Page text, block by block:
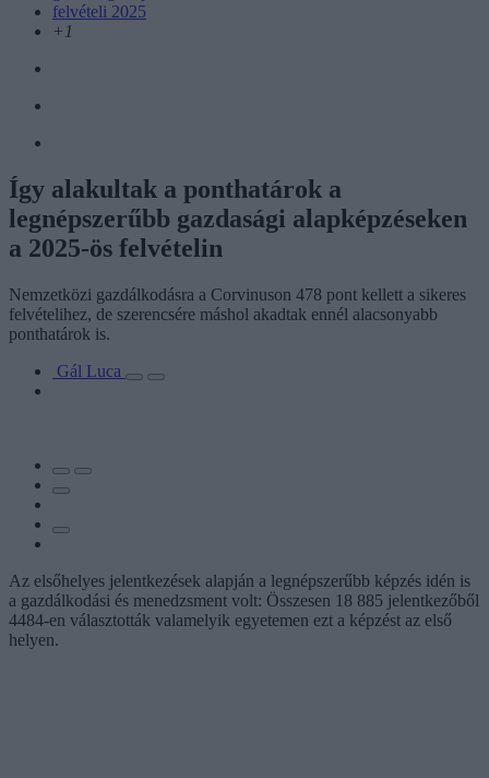
felvételi 2025
+1
Így alakultak a ponthatárok a
legnépszerűbb gazdasági alapképzéseken
a 2025-ös felvételin
Nemzetközi gazdálkodásra a Corvinuson 478 pont kellett a sikeres
felvételihez, de szerencsére máshol akadtak ennél alacsonyabb
ponthatárok is.
Gál Luca
Az elsőhelyes jelentkezések alapján a legnépszerűbb képzés idén is
a gazdálkodási és menedzsment volt: Összesen 18 885 jelentkezőből
4484-en választották valamelyik egyetemen ezt a képzést az első
helyen.